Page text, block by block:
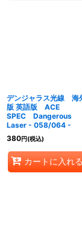
デンジャラス光線 海
版 英語版 ACE
SPEC Dangerous
Laser - 058/064 -
380円(税込)
カートに入れ